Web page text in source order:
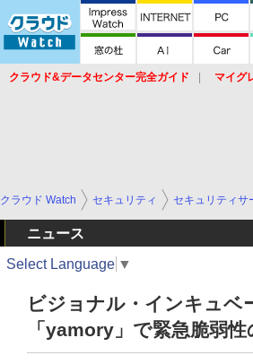
クラウド&データセンター完全ガイド マイグ
クラウド Watch セキュリティ セキュリティサ
ニュース
Select Language ▼
ビジョナル・インキュベ
「yamory」で緊急脆弱